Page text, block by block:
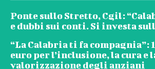
Ponte sullo Stretto, Cgil:
e dubbi sui conti. Si investa
“La Calabria ti fa compagnia”:
euro per l’inclusione, la cura e
valorizzazione degli anziani